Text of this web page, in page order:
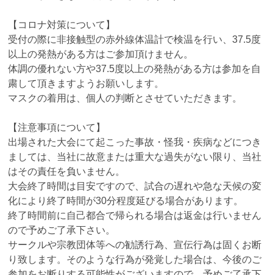
【コロナ対策について】
受付の際に非接触型の赤外線体温計で検温を行い、37.5度
以上の発熱がある方はご参加頂けません。
体調の優れない方や37.5度以上の発熱がある方は参加を自
粛して頂きますようお願いします。
マスクの着用は、個人の判断とさせていただきます。
【注意事項について】
出場された大会にて起こった事故・怪我・疾病などにつき
ましては、当社に故意または重大な過失がない限り、当社
はその責任を負いません。
大会終了時間は目安ですので、試合の遅れや急な天候の変
化により終了時間が30分程度延びる場合があります。
終了時間前に自己都合で帰られる場合は返金は行いません
ので予めご了承下さい。
サークルや宗教団体等への勧誘行為、宣伝行為は固くお断
り致します。そのような行為が発覚した場合は、今後のご